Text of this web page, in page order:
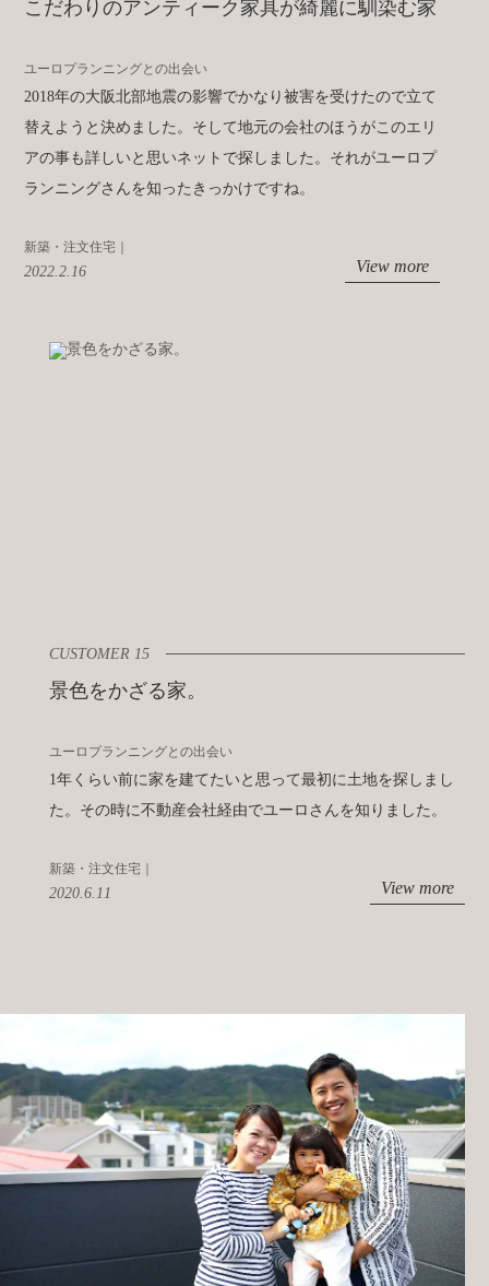
こだわりのアンティーク家具が綺麗に馴染む家
ユーロプランニングとの出会い
2018年の大阪北部地震の影響でかなり被害を受けたので立て
替えようと決めました。そして地元の会社のほうがこのエリ
アの事も詳しいと思いネットで探しました。それがユーロプ
ランニングさんを知ったきっかけですね。
新築・注文住宅｜
2022.2.16 View more
CUSTOMER 15
景色をかざる家。
ユーロプランニングとの出会い
1年くらい前に家を建てたいと思って最初に土地を探しまし
た。その時に不動産会社経由でユーロさんを知りました。
新築・注文住宅｜
2020.6.11 View more